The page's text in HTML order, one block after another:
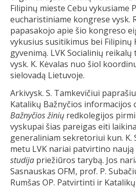
Filipinų mieste Cebu vykusiame
eucharistiniame kongrese vysk.
papasakojo apie šio kongreso
vykusius susitikimus bei Filipinų
gyvenimą. LVK Socialinių
vysk. K. Kėvalas nuo šiol
sielovadą Lietuvoje.
Arkivysk. S. Tamkevičiui
Katalikų Bažnyčios informacijos
Bažnyčios žinių redkolegijos
vyskupai šias pareigas eiti
generaliniam sekretoriui kun. K.
metu LVK nariai patvirtino
studija priežiūros tarybą. Jos
Sasnauskas OFM, prof. P.
Rumšas OP. Patvirtinti ir